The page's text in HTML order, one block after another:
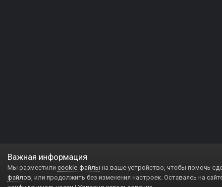
Важная информация
Мы разместили cookie-файлы на ваше устройство, чтобы помочь
файлов, или продолжить без изменения настроек. Оставаясь на